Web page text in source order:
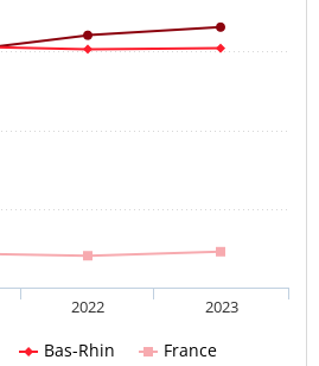
Bas-Rhin France
2022 2023